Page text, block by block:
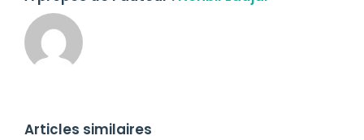
Articles similaires